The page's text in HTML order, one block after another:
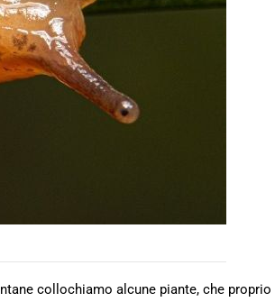
collochiamo alcune piante, che proprio